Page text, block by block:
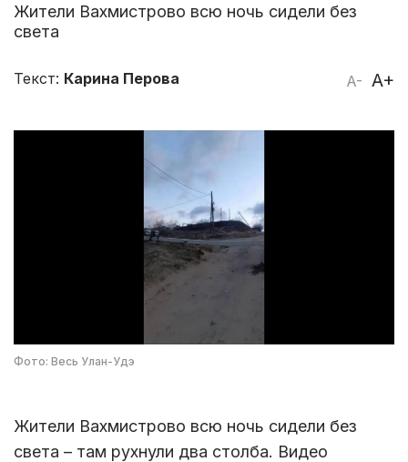
Жители Вахмистрово всю ночь сидели без
света
A- A+
Текст: Карина Перова
Фото: Весь Улан-Удэ
Жители Вахмистрово всю ночь сидели без
света – там рухнули два столба. Видео